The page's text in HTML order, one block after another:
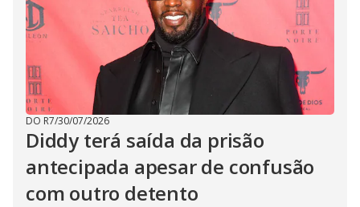
DO R7/30/07/2026
Diddy terá saída da prisão
antecipada apesar de confusão
com outro detento